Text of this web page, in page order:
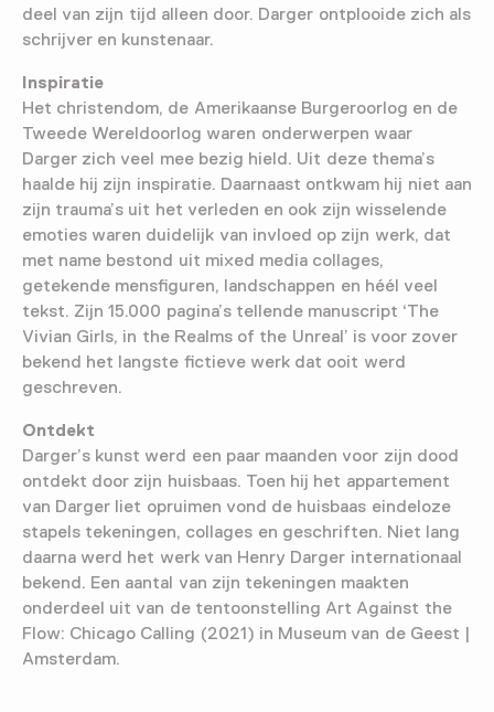
deel van zijn tijd alleen door. Darger ontplooide zich als
schrijver en kunstenaar.
Inspiratie
Het christendom, de Amerikaanse Burgeroorlog en de
Tweede Wereldoorlog waren onderwerpen waar
Darger zich veel mee bezig hield. Uit deze thema’s
haalde hij zijn inspiratie. Daarnaast ontkwam hij niet aan
zijn trauma’s uit het verleden en ook zijn wisselende
emoties waren duidelijk van invloed op zijn werk, dat
met name bestond uit mixed media collages,
getekende mensfiguren, landschappen en héél veel
tekst. Zijn 15.000 pagina’s tellende manuscript ‘The
Vivian Girls, in the Realms of the Unreal’ is voor zover
bekend het langste fictieve werk dat ooit werd
geschreven.
Ontdekt
Darger’s kunst werd een paar maanden voor zijn dood
ontdekt door zijn huisbaas. Toen hij het appartement
van Darger liet opruimen vond de huisbaas eindeloze
stapels tekeningen, collages en geschriften. Niet lang
daarna werd het werk van Henry Darger internationaal
bekend. Een aantal van zijn tekeningen maakten
onderdeel uit van de tentoonstelling Art Against the
Flow: Chicago Calling (2021) in Museum van de Geest |
Amsterdam.